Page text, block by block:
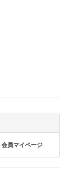
会員マイページ